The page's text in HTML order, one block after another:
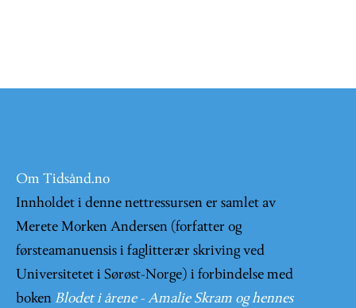
Om Tidsånd.no
Innholdet i denne nettressursen er samlet av
Merete Morken Andersen (forfatter og
førsteamanuensis i faglitterær skriving ved
Universitetet i Sørøst-Norge) i forbindelse med
boken Blodet i årene - Amalie Skram og hennes